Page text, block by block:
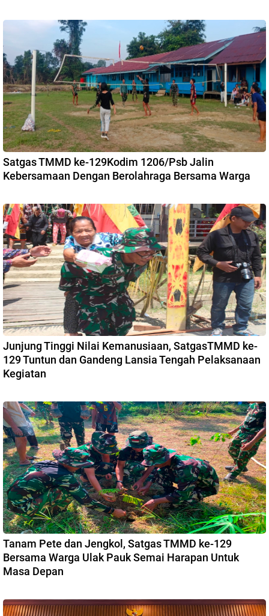
Satgas TMMD ke-129Kodim 1206/Psb Jalin
Kebersamaan Dengan Berolahraga Bersama Warga
Junjung Tinggi Nilai Kemanusiaan, SatgasTMMD ke-
129 Tuntun dan Gandeng Lansia Tengah Pelaksanaan
Kegiatan
Tanam Pete dan Jengkol, Satgas TMMD ke-129
Bersama Warga Ulak Pauk Semai Harapan Untuk
Masa Depan